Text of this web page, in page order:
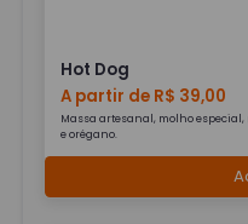
Hot Dog
A partir de R$ 39,00
Massa artesanal, molho
e orégano.